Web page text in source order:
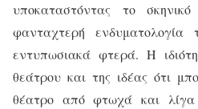
υποκαταστόντας το
φανταχτερή
εντυπωσιακά φτερά. Η
θεάτρου και της ιδέας ότι
θέατρο από φτωχά και λίγα